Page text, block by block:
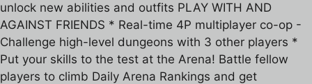
unlock new abilities and outfits PLAY WITH AND
AGAINST FRIENDS * Real-time 4P multiplayer co-op -
Challenge high-level dungeons with 3 other players *
Put your skills to the test at the Arena! Battle fellow
players to climb Daily Arena Rankings and get